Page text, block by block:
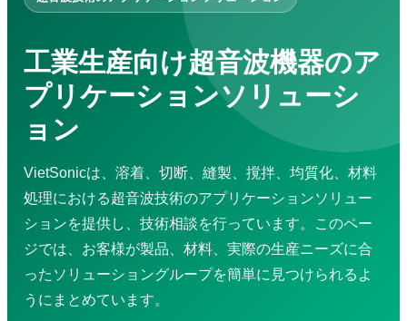
サービス
コンサルティング・設計
精密機械加工サービス
修理・メンテナンス
防水工事サービス
応用動画
超音波カッター
ハンディ型超音波溶着機
超音波はんだ付け機
超音波攪拌・抽出装置
布袋製造機
超音波振動ふるい機
超音波スプレーコーティングシステム
ダウンロード
工業生産向け超音波機器のア
プリケーションソリューシ
ョン
VietSonicは、溶着、切断、縫製、撹拌、均質化、材料
処理における超音波技術のアプリケーションソリュー
ションを提供し、技術相談を行っています。このペー
ジでは、お客様が製品、材料、実際の生産ニーズに合
ったソリューショングループを簡単に見つけられるよ
うにまとめています。